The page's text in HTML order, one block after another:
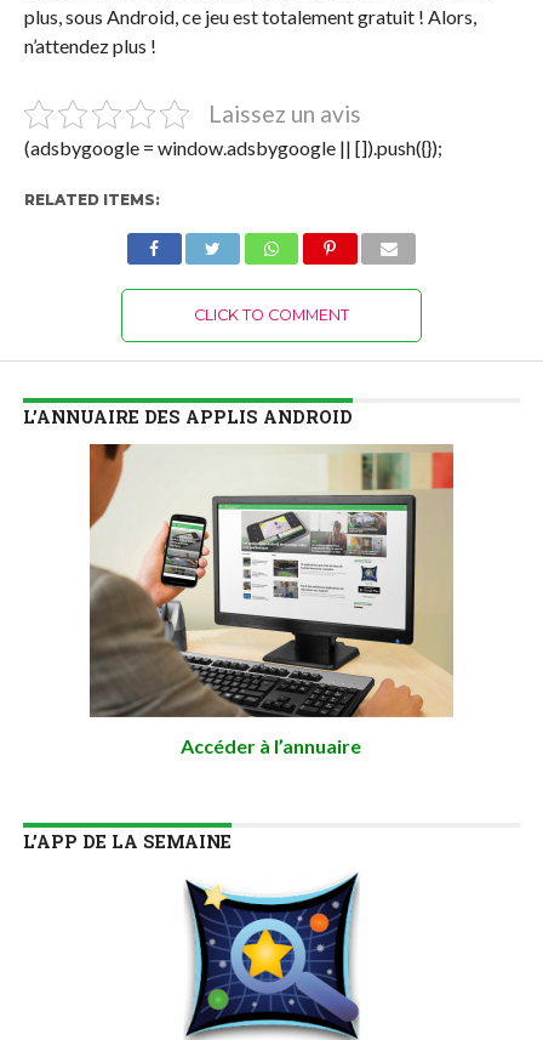
plus, sous Android, ce jeu est totalement gratuit ! Alors,
n’attendez plus !
Laissez un avis
(adsbygoogle = window.adsbygoogle || []).push({});
RELATED ITEMS:
CLICK TO COMMENT
L’ANNUAIRE DES APPLIS ANDROID
Accéder à l’annuaire
L’APP DE LA SEMAINE